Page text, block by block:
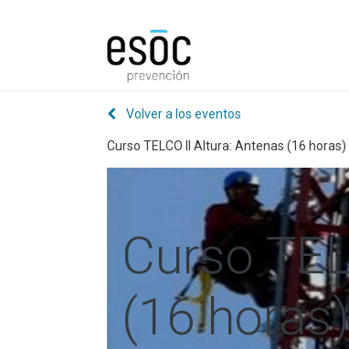
Volver a los eventos
Curso TELCO II Altura: Antenas (16 horas)
Curso
(16 horas)